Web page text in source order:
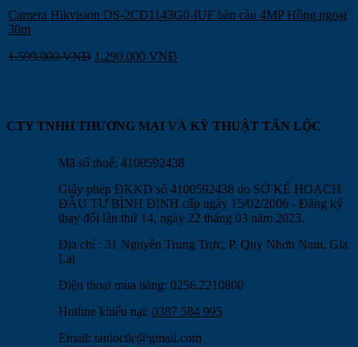
Camera Hikvision DS-2CD1143G0-IUF bán cầu 4MP Hồng ngoại
30m
1.599.000VNĐ 1.290.000 VNĐ
CTY TNHH THƯƠNG MẠI VÀ KỸ THUẬT TÂN LỘC
Mã số thuế: 4100592438
Giấy phép ĐKKD số 4100592438 do SỞ KẾ HOẠCH
ĐẦU TƯ BÌNH ĐỊNH cấp ngày 15/02/2006 - Đăng ký
thay đổi lần thứ 14, ngày 22 tháng 03 năm 2023.
Địa chỉ : 31 Nguyễn Trung Trực, P. Quy Nhơn Nam, Gia
Lai
Điện thoại mua hàng: 0256.2210800
Hotline khiếu nại: 0387 584 995
Email: tanloctlc@gmail.com